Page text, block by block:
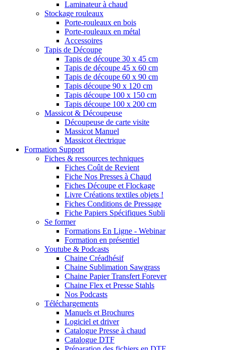
Laminateur à chaud
Stockage rouleaux
Porte-rouleaux en bois
Porte-rouleaux en métal
Accessoires
Tapis de Découpe
Tapis de découpe 30 x 45 cm
Tapis de découpe 45 x 60 cm
Tapis de découpe 60 x 90 cm
Tapis découpe 90 x 120 cm
Tapis découpe 100 x 150 cm
Tapis découpe 100 x 200 cm
Massicot & Découpeuse
Découpeuse de carte visite
Massicot Manuel
Massicot électrique
Formation Support
Fiches & ressources techniques
Fiches Coût de Revient
Fiche Nos Presses à Chaud
Fiches Découpe et Flockage
Livre Créations textiles objets !
Fiches Conditions de Pressage
Fiche Papiers Spécifiques Subli
Se former
Formations En Ligne - Webinar
Formation en présentiel
Youtube & Podcasts
Chaine Créadhésif
Chaine Sublimation Sawgrass
Chaine Papier Transfert Forever
Chaine Flex et Presse Stahls
Nos Podcasts
Téléchargements
Manuels et Brochures
Logiciel et driver
Catalogue Presse à chaud
Catalogue DTF